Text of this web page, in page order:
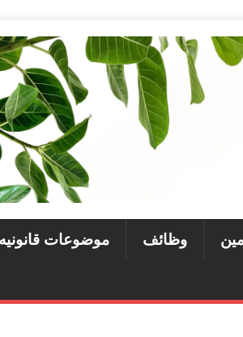
وظائف
موضوعات قانونيه